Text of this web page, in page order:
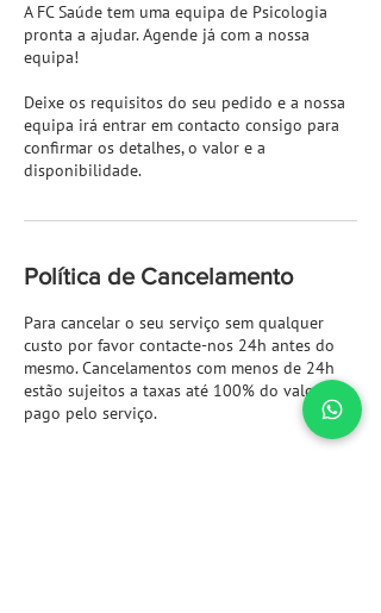
A FC Saúde tem uma equipa de Psicologia
pronta a ajudar. Agende já com a nossa
equipa!
Deixe os requisitos do seu pedido e a nossa
equipa irá entrar em contacto consigo para
confirmar os detalhes, o valor e a
disponibilidade.
Política de Cancelamento
Para cancelar o seu serviço sem qualquer
custo por favor contacte-nos 24h antes do
mesmo. Cancelamentos com menos de 24h
estão sujeitos a taxas até 100% do valor
pago pelo serviço.